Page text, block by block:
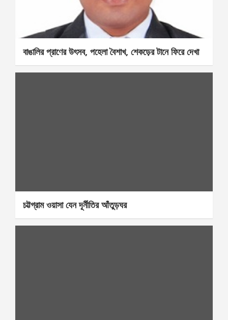
বাঙালির প্রাণের উৎসব, পহেলা বৈশাখ, শেকড়ের টানে ফিরে দেখা
চট্টগ্রাম ওয়াসা যেন দূর্নীতির আঁতুড়ঘর